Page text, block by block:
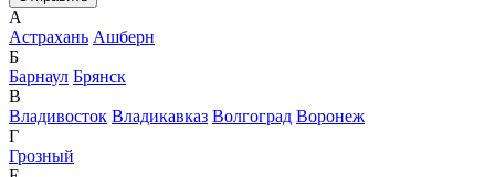
А
Астрахань Ашберн
Б
Барнаул Брянск
В
Владивосток Владикавказ Волгоград Воронеж
Г
Грозный